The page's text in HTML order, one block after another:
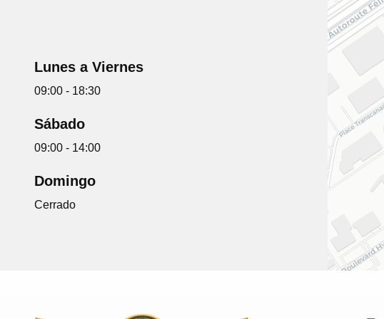
Lunes a Viernes
09:00 - 18:30
Sábado
09:00 - 14:00
Domingo
Cerrado